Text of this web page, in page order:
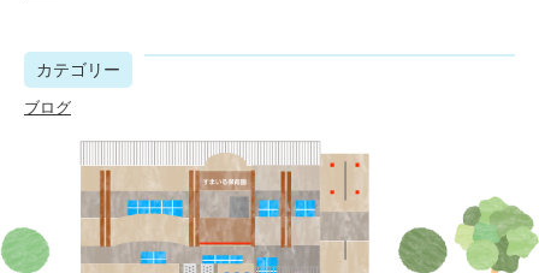
カテゴリー
ブログ